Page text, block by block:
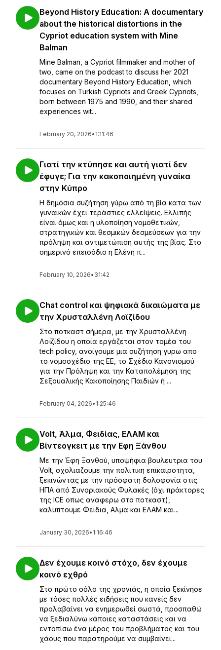
Beyond History Education: A documentary
about the historical distortions in the
Cypriot education system with Mine
Balman
Mine Balman, a Cypriot filmmaker and mother of
two, came on the podcast to discuss her 2021
documentary Beyond History Education, which
focuses on Turkish Cypriots and Greek Cypriots,
born between 1975 and 1990, and their shared
experiences wit...
February 20, 2026• 1:11:46
Γιατί την κτύπησε και αυτή γιατί δεν
έφυγε; Για την κακοποιημένη γυναίκα
στην Κύπρο
Η δημόσια συζήτηση γύρω από τη βία κατα των
γυναικών έχει τεράστιες ελλείψεις. Ελλιπής
είναι όμως και η υλοποίηση νομοθετικών,
στρατηγικών και θεσμικών δεσμεύσεων για την
πρόληψη και αντιμετώπιση αυτής της βίας. Στο
σημερινό επεισόδιο η Ελένη π...
February 10, 2026• 31:42
Chat control και ψηφιακά δικαιώματα με
την Χρυσταλλένη Λοϊζίδου
Στο ποτκαστ σήμερα, με την Χρυσταλλένη
Λοϊζίδου η οποία εργάζεται στον τομέα του
tech policy, ανοίγουμε μια συζήτηση γυρω απο
το νομοσχέδιο της ΕΕ, το Σχέδιο Κανονισμού
για την Πρόληψη και την Καταπολέμηση της
Σεξουαλικής Κακοποίησης Παιδιών ή ...
February 04, 2026• 1:25:46
Volt, Άλμα, Φειδίας, ΕΛΑΜ και
Βίντεογκειτ με την Εφη Ξάνθου
Με την Έφη Ξανθού, υποψήφια βουλευτρια του
Volt, σχολιαζουμε την πολιτικη επικαιροτητα,
ξεκινώντας με την πρόσφατη δολοφονία στις
ΗΠΑ από Συνοριακούς Φυλακές (όχι πράκτορες
της ICE οπως αναφερω στο ποτκαστ),
καλυπτουμε Φειδια, Αλμα και ΕΛΑΜ και...
January 30, 2026• 1:16:46
Δεν έχουμε κοινό στόχο, δεν έχουμε
κοινό εχθρό
Στο πρώτο σόλο της χρονιάς, η οποία ξεκίνησε
με τόσες πολλές ειδήσεις που κανείς δεν
προλαβαίνει να ενημερωθεί σωστά, προσπαθώ
να ξεδιαλύνω κάποιες καταστάσεις και να
εντοπίσω ένα μέρος του προβλήματος και του
χάους που παρατηρούμε να συμβαίνει...